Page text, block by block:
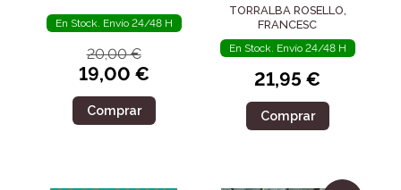
En Stock. Envío 24/48 H
20,00 €
19,00 €
Comprar
TORRALBA ROSELLO,
FRANCESC
En Stock. Envío 24/48 H
21,95 €
Comprar